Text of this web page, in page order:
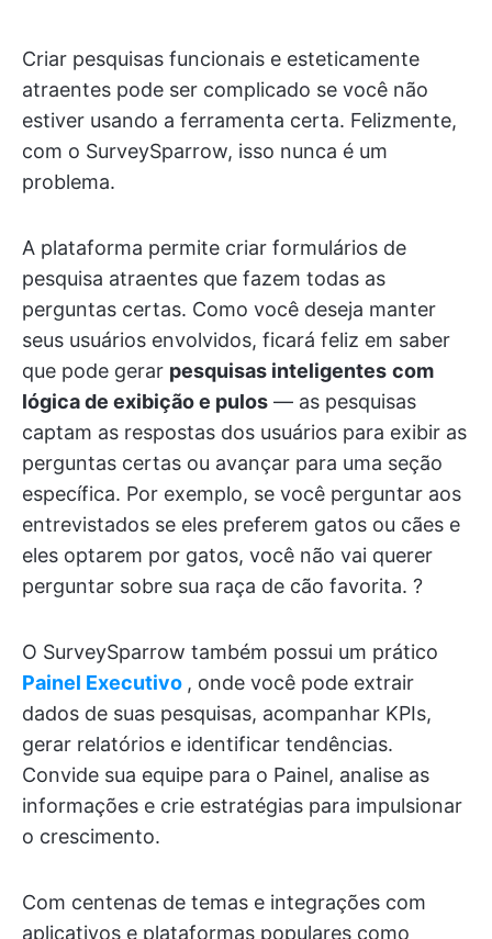
Criar pesquisas funcionais e esteticamente
atraentes pode ser complicado se você não
estiver usando a ferramenta certa. Felizmente,
com o SurveySparrow, isso nunca é um
problema.
A plataforma permite criar formulários de
pesquisa atraentes que fazem todas as
perguntas certas. Como você deseja manter
seus usuários envolvidos, ficará feliz em saber
que pode gerar pesquisas inteligentes com
lógica de exibição e pulos — as pesquisas
captam as respostas dos usuários para exibir as
perguntas certas ou avançar para uma seção
específica. Por exemplo, se você perguntar aos
entrevistados se eles preferem gatos ou cães e
eles optarem por gatos, você não vai querer
perguntar sobre sua raça de cão favorita. ?
O SurveySparrow também possui um prático
Painel Executivo , onde você pode extrair
dados de suas pesquisas, acompanhar KPIs,
gerar relatórios e identificar tendências.
Convide sua equipe para o Painel, analise as
informações e crie estratégias para impulsionar
o crescimento.
Com centenas de temas e integrações com
aplicativos e plataformas populares como